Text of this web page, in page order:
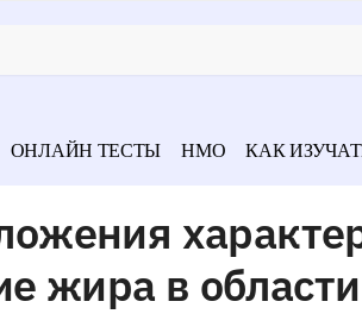
ОНЛАЙН ТЕСТЫ НМО КАК
жира в области